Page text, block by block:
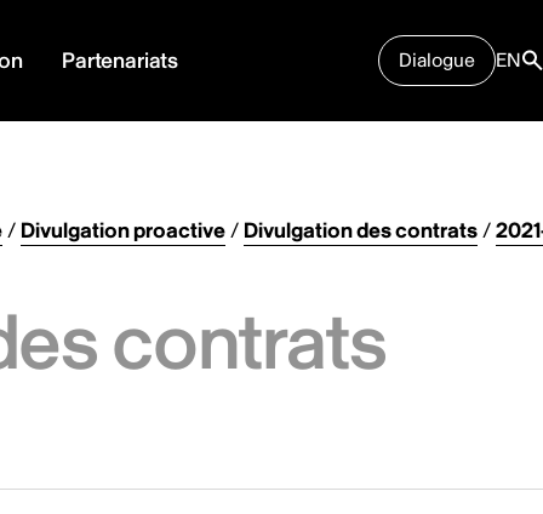
Partenariats Dialogue EN
/ Divulgation proactive/ Divulgation des contrats/
contrats